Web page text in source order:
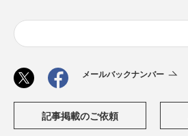
メールバックナンバー
記事掲載のご依頼